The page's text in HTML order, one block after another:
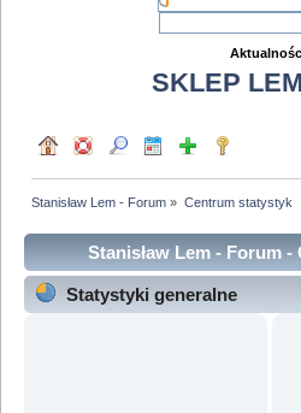
SKLEP
Stanisław Lem - Forum » Centrum statystyk
Stanisław Lem - Forum
Statystyki generalne